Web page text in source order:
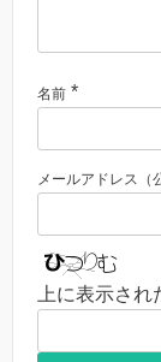
名前 *
メールアドレス（
上に表示さ